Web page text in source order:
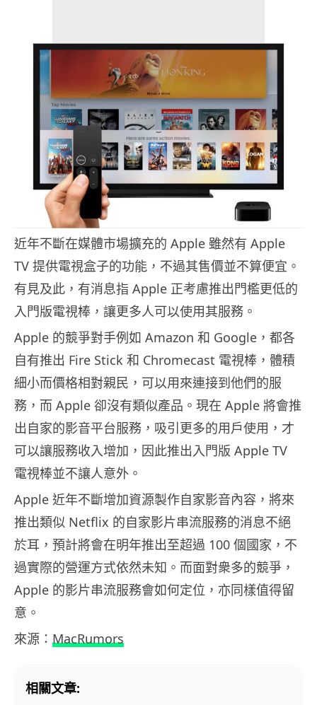
近年不斷在媒體市場擴充的 Apple 雖然有 Apple
TV 提供電視盒子的功能，不過其售價並不算便宜。
有見及此，有消息指 Apple 正考慮推出門檻更低的
入門版電視棒，讓更多人可以使用其服務。
Apple 的競爭對手例如 Amazon 和 Google，都各
自有推出 Fire Stick 和 Chromecast 電視棒，體積
細小而價格相對親民，可以用來連接到他們的服
務，而 Apple 卻沒有類似產品。現在 Apple 將會推
出自家的影音平台服務，吸引更多的用戶使用，才
可以讓服務收入增加，因此推出入門版 Apple TV
電視棒並不讓人意外。
Apple 近年不斷增加資源製作自家影音內容，將來
推出類似 Netflix 的自家影片串流服務的消息不絕
於耳，預計將會在明年推出至超過 100 個國家，不
過實際的營運方式依然未知。而面對衆多的競爭，
Apple 的影片串流服務會如何定位，亦同樣值得留
意。
來源： MacRumors
相關文章: